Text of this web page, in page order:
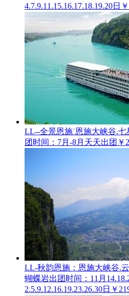
4.7.9.11.15.16.17.18.19.20日
LL--全景恩施˙恩施大峡谷.
团时间：7月-8月天天出团 ￥
LL-秋韵恩施：恩施大峡谷.
蝴蝶岩出团时间：11月
2.5.9.12.16.19.23.26.30日 ￥